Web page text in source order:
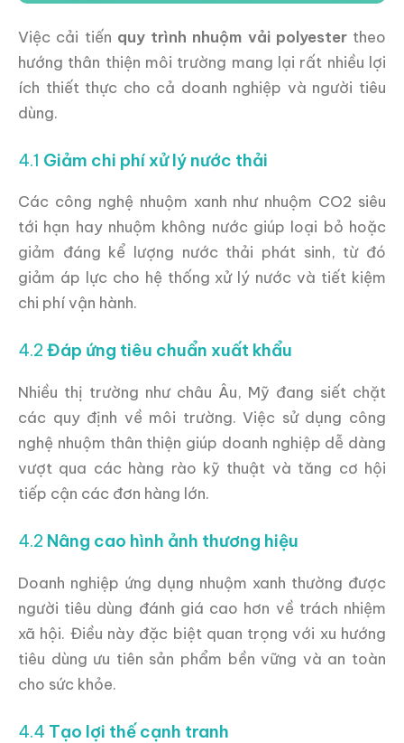
Việc cải tiến quy trình nhuộm vải polyestertheo
hướng thân thiện môi trường mang lại rất nhiều lợi
ích thiết thực cho cả doanh nghiệp và người tiêu
dùng.
4.1 Giảm chi phí xử lý nước thải
Các công nghệ nhuộm xanh như nhuộm CO2 siêu
tới hạn hay nhuộm không nước giúp loại bỏ hoặc
giảm đáng kể lượng nước thải phát sinh, từ đó
giảm áp lực cho hệ thống xử lý nước và tiết kiệm
chi phí vận hành.
4.2 Đáp ứng tiêu chuẩn xuất khẩu
Nhiều thị trường như châu Âu, Mỹ đang siết chặt
các quy định về môi trường. Việc sử dụng công
nghệ nhuộm thân thiện giúp doanh nghiệp dễ dàng
vượt qua các hàng rào kỹ thuật và tăng cơ hội
tiếp cận các đơn hàng lớn.
4.2 Nâng cao hình ảnh thương hiệu
Doanh nghiệp ứng dụng nhuộm xanh thường được
người tiêu dùng đánh giá cao hơn về trách nhiệm
xã hội. Điều này đặc biệt quan trọng với xu hướng
tiêu dùng ưu tiên sản phẩm bền vững và an toàn
cho sức khỏe.
4.4 Tạo lợi thế cạnh tranh